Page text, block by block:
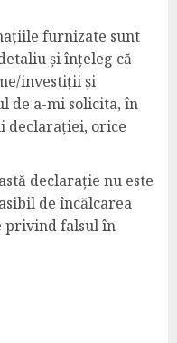
furnizate sunt
și înțeleg că
investiții și
de a-mi solicita, în
declarației, orice
declarație nu este
de încălcarea
privind falsul în